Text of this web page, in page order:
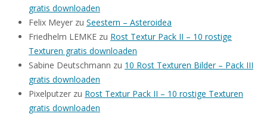
gratis downloaden
Felix Meyer zu Seestern – Asteroidea
Friedhelm LEMKE zu Rost Textur Pack II – 10 rostige
Texturen gratis downloaden
Sabine Deutschmann zu 10 Rost Texturen Bilder – Pack III
gratis downloaden
Pixelputzer zu Rost Textur Pack II – 10 rostige Texturen
gratis downloaden